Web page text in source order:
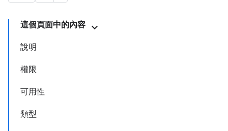
這個頁面中的內容
說明
權限
可用性
類型